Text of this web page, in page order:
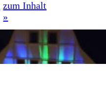
zum Inhalt
»